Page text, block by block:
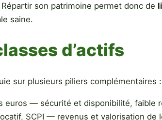
son patrimoine permet donc de
saine.
d’actifs
sur plusieurs piliers complémentaires :
euros — sécurité et disponibilité, faible
SCPI — revenus et valorisation de